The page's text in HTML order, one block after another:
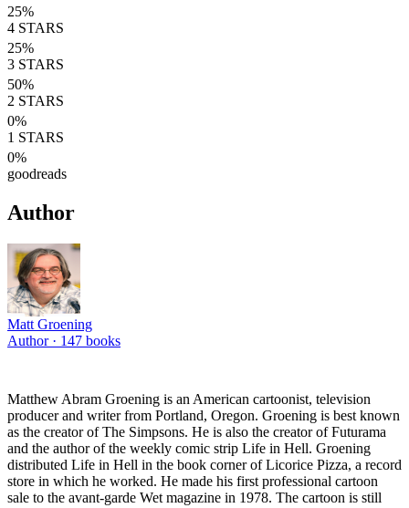
25%
4 STARS
25%
3 STARS
50%
2 STARS
0%
1 STARS
0%
goodreads
Author
Matt Groening
Author · 147 books
Matthew Abram Groening is an American cartoonist, television
producer and writer from Portland, Oregon. Groening is best known
as the creator of The Simpsons. He is also the creator of Futurama
and the author of the weekly comic strip Life in Hell. Groening
distributed Life in Hell in the book corner of Licorice Pizza, a record
store in which he worked. He made his first professional cartoon
sale to the avant-garde Wet magazine in 1978. The cartoon is still